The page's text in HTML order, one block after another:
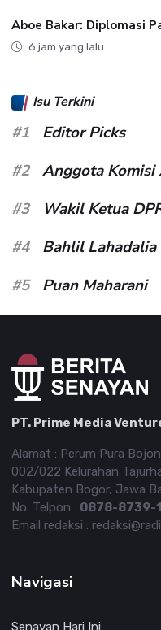
Aboe Bakar: Diplomasi
6 jam yang lalu
Isu Terkini
#1
Editor Picks
#2
Anggota Komisi
#3
Wakil Ketua
#4
Bahlil Lahadalia
#5
Puan Maharani
PT. Prime Media
Alamat : Perum Pura
002/022 Kelurahan
Kabupaten Bogor, Jawa
No. Telpon : 0878-8739-
Email redaksi :
Navigasi
Senayan Hari Ini